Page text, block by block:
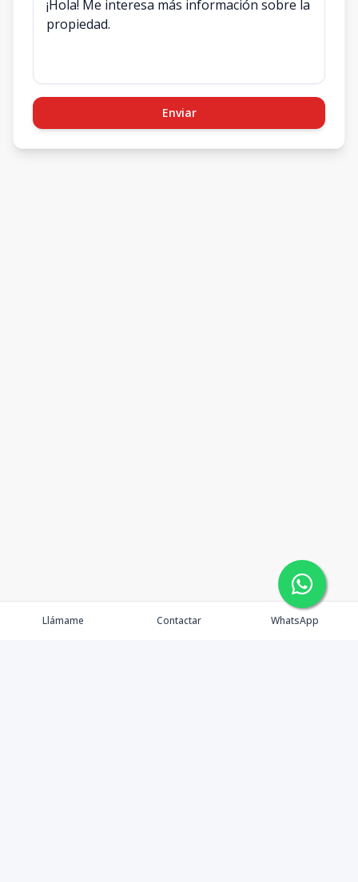
Enviar
Llámame Contactar WhatsApp